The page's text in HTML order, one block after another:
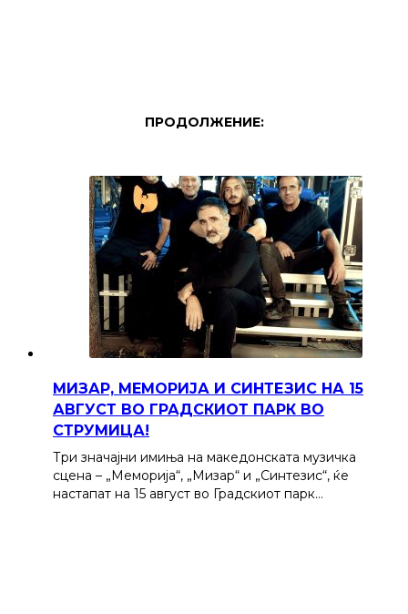
ПРОДОЛЖЕНИЕ:
МИЗАР, МЕМОРИЈА И СИНТЕЗИС НА 15
АВГУСТ ВО ГРАДСКИОТ ПАРК ВО
СТРУМИЦА!
Три значајни имиња на македонската музичка
сцена – „Меморија“, „Мизар“ и „Синтезис“, ќе
настапат на 15 август во Градскиот парк…